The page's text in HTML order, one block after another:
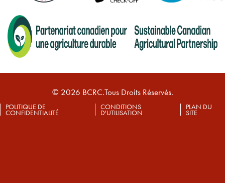
© 2026 BCRC.Tous Droits Réservés.
POLITIQUE DE
CONFIDENTIALITÉ
CONDITIONS
D'UTILISATION
PLAN DU
SITE